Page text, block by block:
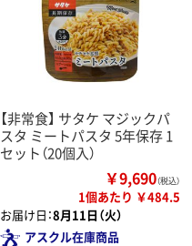
【非常食】 サタケ マジックパ
スタ ミートパスタ 5年保存 1
セット（20個入）
￥9,690（税込）
1個あたり ￥484.5
お届け日：8月11日（火）
アスクル在庫商品